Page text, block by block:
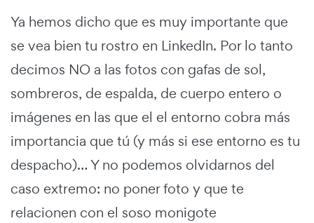
Ya hemos dicho que es muy importante que
se vea bien tu rostro en LinkedIn. Por lo tanto
decimos NO a las fotos con gafas de sol,
sombreros, de espalda, de cuerpo entero o
imágenes en las que el el entorno cobra más
importancia que tú (y más si ese entorno es tu
despacho)… Y no podemos olvidarnos del
caso extremo: no poner foto y que te
relacionen con el soso monigote